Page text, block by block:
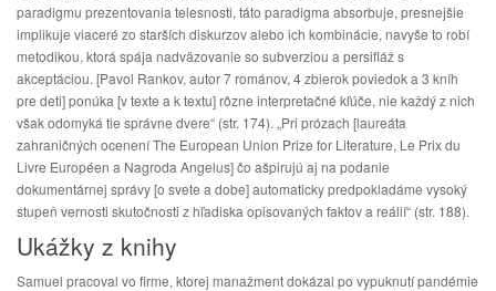
paradigmu prezentovania telesnosti, táto paradigma absorbuje, presnejšie
implikuje viaceré zo starších diskurzov alebo ich kombinácie, navyše to robí
metodikou, ktorá spája nadväzovanie so subverziou a persifláž s
akceptáciou. [Pavol Rankov, autor 7 románov, 4 zbierok poviedok a 3 kníh
pre deti] ponúka [v texte a k textu] rôzne interpretačné kľúče, nie každý z nich
však odomyká tie správne dvere“ (str. 174). „Pri prózach [laureáta
zahraničných ocenení The European Union Prize for Literature, Le Prix du
Livre Européen a Nagroda Angelus] čo ašpirujú aj na podanie
dokumentárnej správy [o svete a dobe] automaticky predpokladáme vysoký
stupeň vernosti skutočnosti z hľadiska opisovaných faktov a reálií“ (str. 188).
Ukážky z knihy
Samuel pracoval vo firme, ktorej manažment dokázal po vypuknutí pandémie